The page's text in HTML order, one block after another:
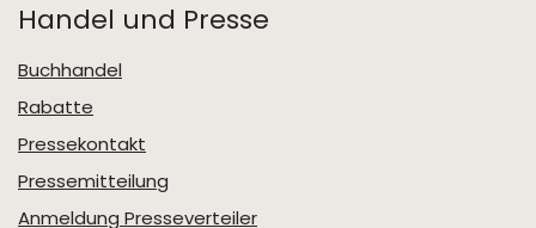
Handel und Presse
Buchhandel
Rabatte
Pressekontakt
Pressemitteilung
Anmeldung Presseverteiler